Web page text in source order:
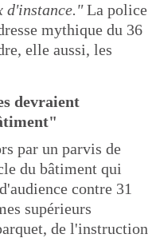
d'instance."La police
mythique du 36
elle aussi, les
devraient
par un parvis de
du bâtiment qui
contre 31
supérieurs
de l'instruction